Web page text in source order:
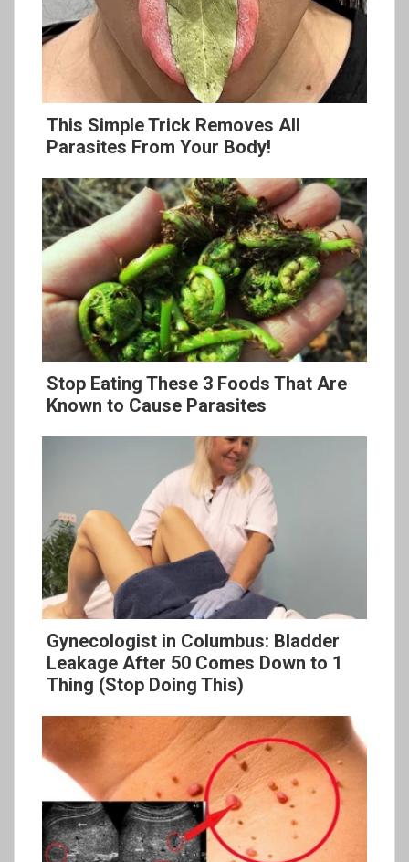
This Simple Trick Removes All
Parasites From Your Body!
Stop Eating These 3 Foods That Are
Known to Cause Parasites
Gynecologist in Columbus: Bladder
Leakage After 50 Comes Down to 1
Thing (Stop Doing This)